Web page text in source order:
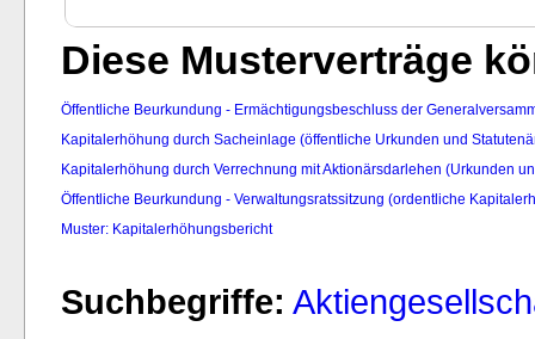
Diese Musterverträge
Öffentliche Beurkundung - Ermächtigungsbeschluss der
Kapitalerhöhung durch Sacheinlage (öffentliche Urkunden und
Kapitalerhöhung durch Verrechnung mit Aktionärsdarlehen (Urkunden
Öffentliche Beurkundung - Verwaltungsratssitzung (ordentliche
Muster: Kapitalerhöhungsbericht
Suchbegriffe: